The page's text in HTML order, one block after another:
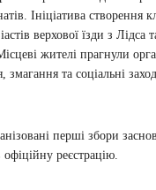
Ініціатива створення
верхової їзди з Лідса
жителі прагнули
змагання та соціальні
перші збори
реєстрацію.